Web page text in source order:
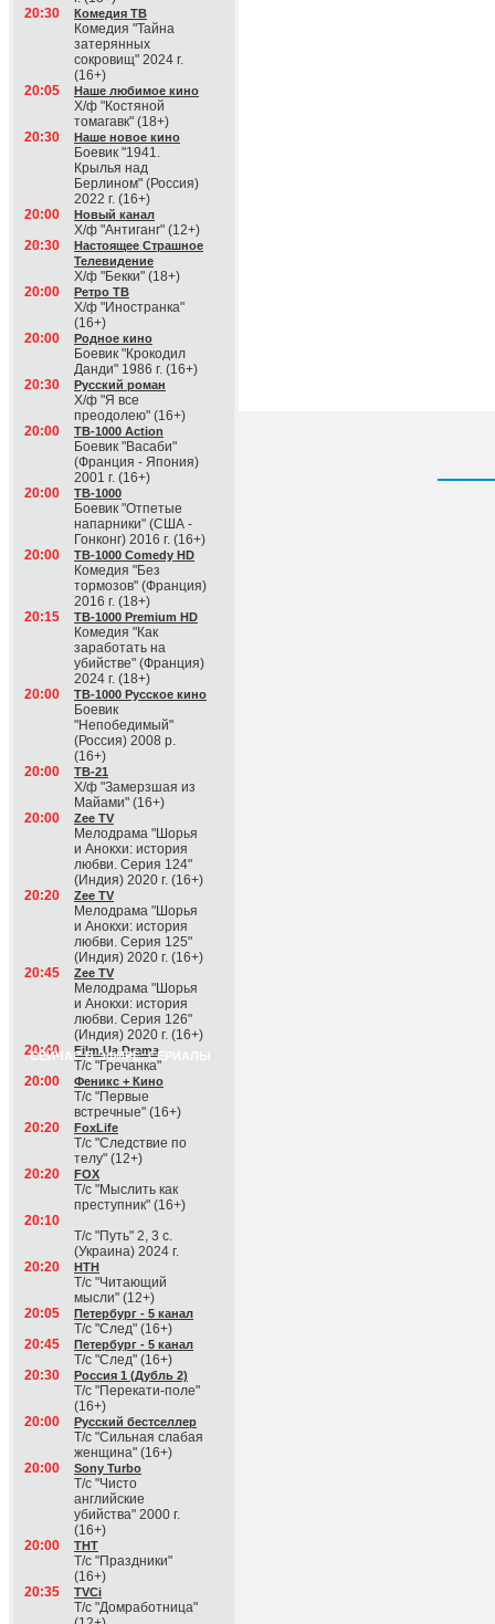
20:30
Комедия ТВ
Комедия "Тайна
затерянных
сокровищ" 2024 г.
(16+)
20:05
Наше любимое кино
Х/ф "Костяной
томагавк" (18+)
20:30
Наше новое кино
Боевик "1941.
Крылья над
Берлином" (Россия)
2022 г. (16+)
20:00
Новый канал
Х/ф "Антиганг" (12+)
20:30
Настоящее Страшное
Телевидение
Х/ф "Бекки" (18+)
20:00
Ретро ТВ
Х/ф "Иностранка"
(16+)
20:00
Родное кино
Боевик "Крокодил
Данди" 1986 г. (16+)
20:30
Русский роман
Х/ф "Я все
преодолею" (16+)
20:00
ТВ-1000 Action
Боевик "Васаби"
(Франция - Япония)
2001 г. (16+)
20:00
ТВ-1000
Боевик "Отпетые
напарники" (США -
Гонконг) 2016 г. (16+)
20:00
ТВ-1000 Comedy HD
Комедия "Без
тормозов" (Франция)
2016 г. (18+)
20:15
ТВ-1000 Premium HD
Комедия "Как
заработать на
убийстве" (Франция)
2024 г. (18+)
20:00
ТВ-1000 Русское кино
Боевик
"Непобедимый"
(Россия) 2008 р.
(16+)
20:00
ТВ-21
Х/ф "Замерзшая из
Майами" (16+)
20:00
Zee TV
Мелодрама "Шорья
и Анокхи: история
любви. Серия 124"
(Индия) 2020 г. (16+)
20:20
Zee TV
Мелодрама "Шорья
и Анокхи: история
любви. Серия 125"
(Индия) 2020 г. (16+)
20:45
Zee TV
Мелодрама "Шорья
и Анокхи: история
любви. Серия 126"
(Индия) 2020 г. (16+)
СЕЙЧАС В ЭФИРЕ: СЕРИАЛЫ
20:40 Film.Ua Drama
Т/с "Гречанка"
20:00
Феникс + Кино
Т/с "Первые
встречные" (16+)
20:20
FoxLife
Т/с "Следствие по
телу" (12+)
20:20
FOX
Т/с "Мыслить как
преступник" (16+)
20:10
Т/с "Путь" 2, 3 с.
(Украина) 2024 г.
20:20
НТН
Т/с "Читающий
мысли" (12+)
20:05
Петербург - 5 канал
Т/с "След" (16+)
20:45
Петербург - 5 канал
Т/с "След" (16+)
20:30
Россия 1 (Дубль 2)
Т/с "Перекати-поле"
(16+)
20:00
Русский бестселлер
Т/с "Сильная слабая
женщина" (16+)
20:00
Sony Turbo
Т/с "Чисто
английские
убийства" 2000 г.
(16+)
20:00
ТНТ
Т/с "Праздники"
(16+)
20:35
TVCi
Т/с "Домработница"